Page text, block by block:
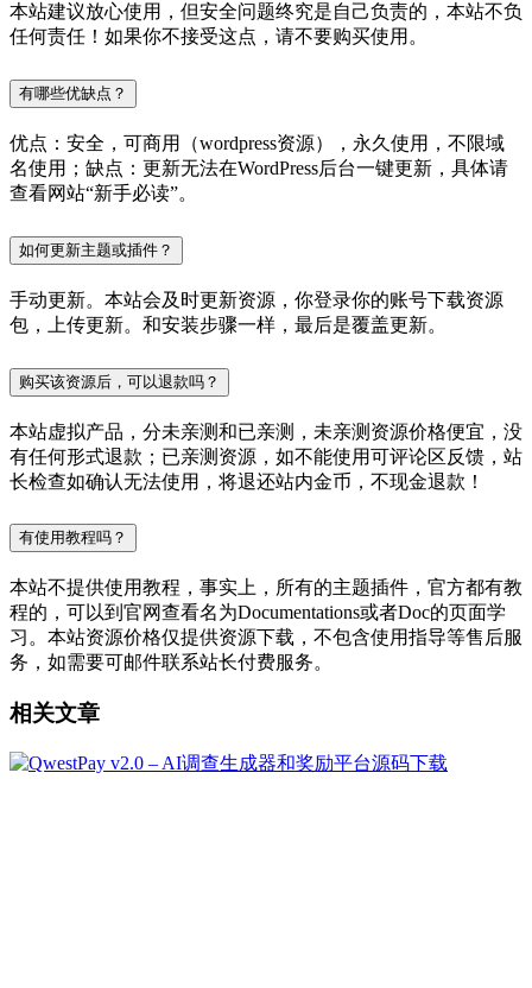
本站建议放心使用，但安全问题终究是自己负责的，本站不负
任何责任！如果你不接受这点，请不要购买使用。
有哪些优缺点？
优点：安全，可商用（wordpress资源），永久使用，不限域
名使用；缺点：更新无法在WordPress后台一键更新，具体请
查看网站“新手必读”。
如何更新主题或插件？
手动更新。本站会及时更新资源，你登录你的账号下载资源
包，上传更新。和安装步骤一样，最后是覆盖更新。
购买该资源后，可以退款吗？
本站虚拟产品，分未亲测和已亲测，未亲测资源价格便宜，没
有任何形式退款；已亲测资源，如不能使用可评论区反馈，站
长检查如确认无法使用，将退还站内金币，不现金退款！
有使用教程吗？
本站不提供使用教程，事实上，所有的主题插件，官方都有教
程的，可以到官网查看名为Documentations或者Doc的页面学
习。本站资源价格仅提供资源下载，不包含使用指导等售后服
务，如需要可邮件联系站长付费服务。
相关文章